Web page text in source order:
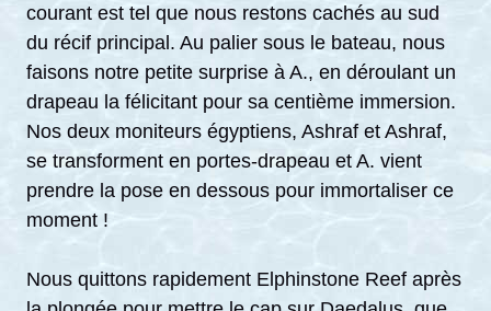
courant est tel que nous restons cachés au sud
du récif principal. Au palier sous le bateau, nous
faisons notre petite surprise à A., en déroulant un
drapeau la félicitant pour sa centième immersion.
Nos deux moniteurs égyptiens, Ashraf et Ashraf,
se transforment en portes-drapeau et A. vient
prendre la pose en dessous pour immortaliser ce
moment !
Nous quittons rapidement Elphinstone Reef après